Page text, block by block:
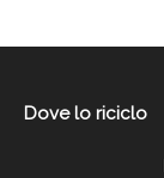
Dove lo riciclo